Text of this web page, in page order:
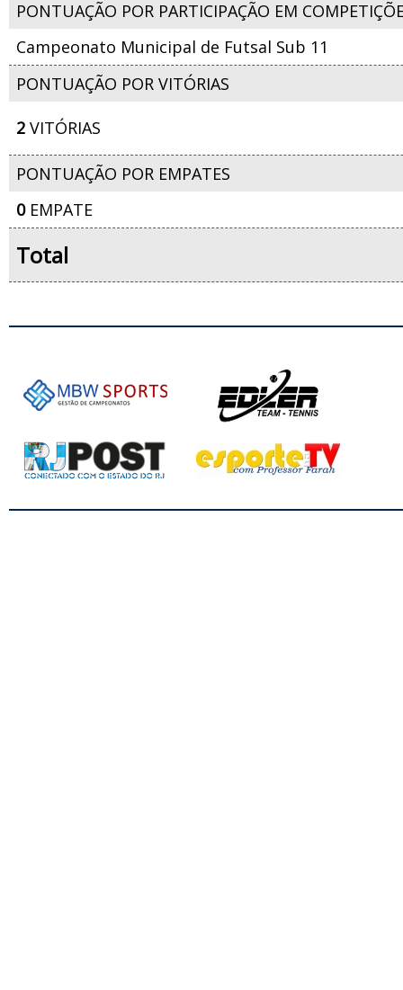
PONTUAÇÃO POR PARTICIPAÇÃO EM
Campeonato Municipal de Futsal Sub 11
PONTUAÇÃO POR VITÓRIAS
2 VITÓRIAS
PONTUAÇÃO POR EMPATES
0EMPATE
Total